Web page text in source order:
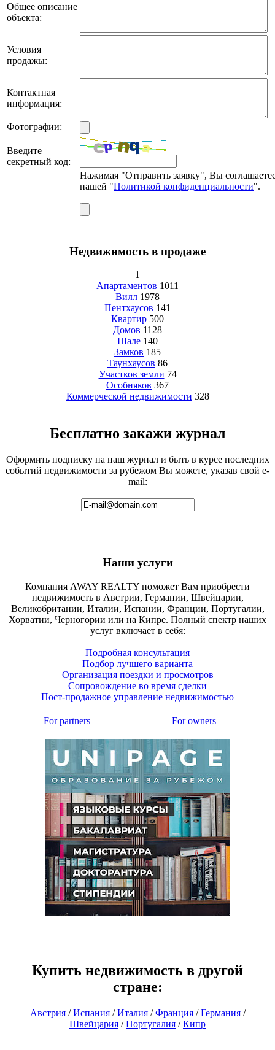
Общее описание
объекта:
Условия
продажы:
Контактная
информация:
Фотографии:
Введите
секретный код:
Нажимая "Отправить заявку", Вы
нашей "Политикой конфиденциальности".
Недвижимость в продаже
1
Апартаментов 1011
Вилл 1978
Пентхаусов 141
Квартир 500
Домов 1128
Шале 140
Замков 185
Таунхаусов 86
Участков земли 74
Особняков 367
Коммерческой недвижимости 328
Бесплатно закажи журнал
Оформить подписку на наш журнал и быть в курсе последних
событий недвижимости за рубежом Вы можете, указав свой e-
mail:
Наши услуги
Компания AWAY REALTY поможет Вам приобрести
недвижимость в Австрии, Германии, Швейцарии,
Великобритании, Италии, Испании, Франции, Португалии,
Хорватии, Черногории или на Кипре. Полный спектр наших
услуг включает в себя:
Подробная консультация
Подбор лучшего варианта
Организация поездки и просмотров
Сопровождение во время сделки
Пост-продажное управление недвижимостью
For partners For owners
Купить недвижимость в другой
стране:
Австрия/Испания/Италия/Франция/Германия/
Швейцария /Португалия /Кипр